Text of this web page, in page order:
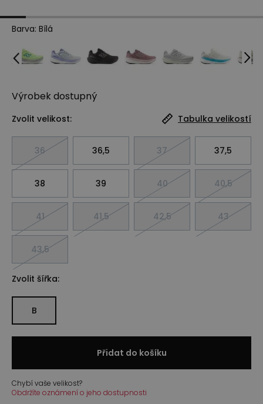
Barva: Bílá
Výrobek dostupný
Zvolit velikost: Tabulka velikostí
36 36,5 37 37,5
38 39 40 40,5
41 41,5 42,5 43
43,5
Zvolit šířka:
B
Přidat do košíku
Chybí vaše velikost?
Obdržíte oznámení o jeho dostupnosti